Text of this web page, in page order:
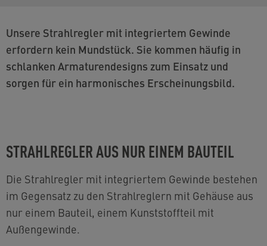
Unsere Strahlregler mit integriertem Gewinde
erfordern kein Mundstück. Sie kommen häufig in
schlanken Armaturendesigns zum Einsatz und
sorgen für ein harmonisches Erscheinungsbild.
STRAHLREGLER AUS NUR EINEM BAUTEIL
Die Strahlregler mit integriertem Gewinde bestehen
im Gegensatz zu den Strahlreglern mit Gehäuse aus
nur einem Bauteil, einem Kunststoffteil mit
Außengewinde.